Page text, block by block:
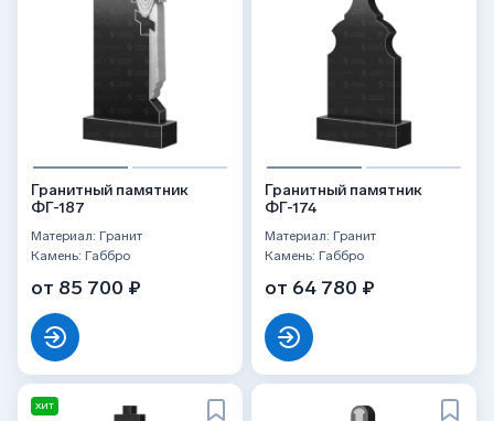
Гранитный памятник
ФГ-187
Материал: Гранит
Камень: Габбро
от 85 700 ₽
Гранитный памятник
ФГ-174
Материал: Гранит
Камень: Габбро
от 64 780 ₽
ХИТ